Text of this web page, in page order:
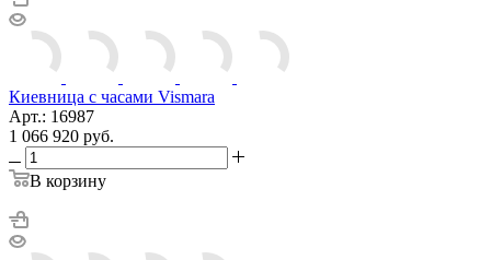
Киевница с часами Vismara
Арт.: 16987
1 066 920 руб.
В корзину